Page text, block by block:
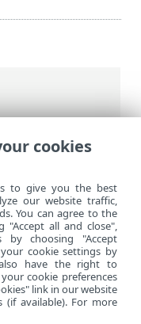
우드 기반 보
cookies
to give you the best
our website traffic,
You can agree to the
"Accept all and close",
by choosing "Accept
cookie settings by
have the right to
cookie preferences
link in our website
available). For more